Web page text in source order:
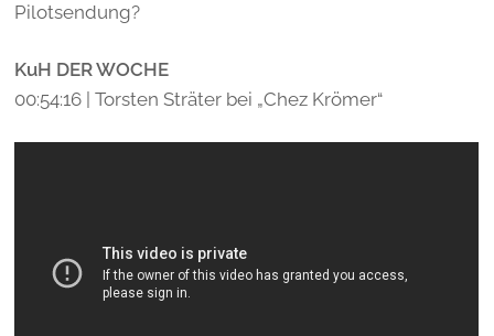
Pilotsendung?
KuH DER WOCHE
00:54:16 | Torsten Sträter bei „Chez Krömer“